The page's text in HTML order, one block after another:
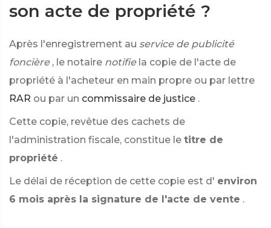
son acte de propriété ?
Après l'enregistrement au service de publicité
foncière , le notaire notifie la copie de l'acte de
propriété à l'acheteur en main propre ou par lettre
RAR ou par un commissaire de justice .
Cette copie, revêtue des cachets de
l'administration fiscale, constitue le titre de
propriété .
Le délai de réception de cette copie est d' environ
6 mois après la signature de l'acte de vente .